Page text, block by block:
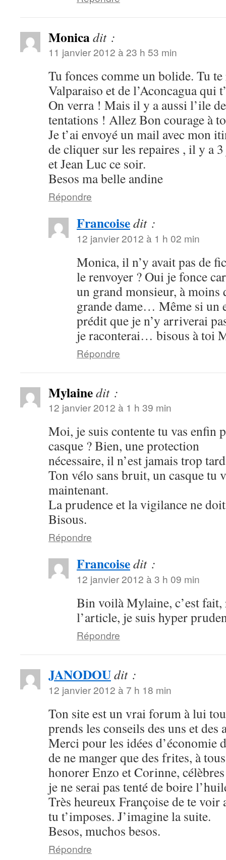
Monicadit :
11 janvier 2012 à 23 h 53 min
Tu fonces comme un bolide. Tu
Valparaiso et de l’Aconcagua qui
On verra ! Mais il y a aussi l’ile
tentations ! Allez Bon courage à
Je t’ai envoyé un mail avec mon
de cliquer sur les repaires , il y a
et Jean Luc ce soir.
Besos ma belle andine
Répondre
Francoisedit :
12 janvier 2012 à 1 h 02 min
Monica, il n’y avait pas de
le renvoyer ? Oui je fonce
un grand monsieur, à moins
grande dame… Même si un
prédit que je n’y arriverai
je raconterai… bisous à toi
Répondre
Mylainedit :
12 janvier 2012 à 1 h 39 min
Moi, je suis contente tu vas enfin
casque ? Bien, une protection
nécessaire, il n’est jamais trop
Ton vélo sans bruit, un casque tu
maintenant.
La prudence et la vigilance ne
Bisous.
Répondre
Francoisedit :
12 janvier 2012 à 3 h 09 min
Bin voilà Mylaine, c’est fait,
l’article, je suis hyper
Répondre
JANODOUdit :
12 janvier 2012 à 7 h 18 min
Ton site est un vrai forum à lui
prends les conseils des uns et des
Merci pour les idées d’économie
de ne manger que des frites, à
honorer Enzo et Corinne,
je ne serai pas tenté de boire
Très heureux Françoise de te voir
tu t’imposes. J’imagine la suite.
Besos, muchos besos.
Répondre